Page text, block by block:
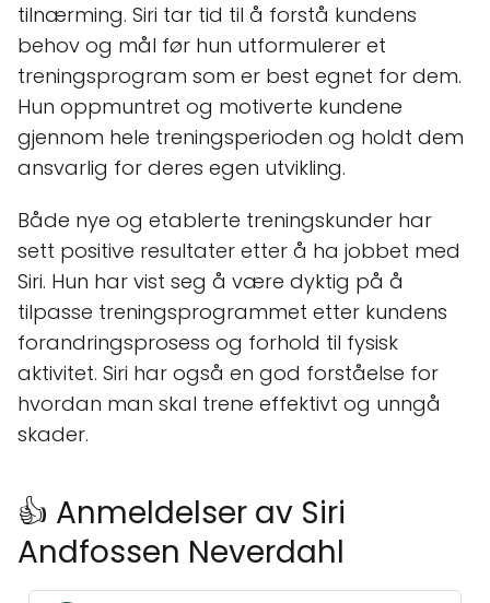
tilnærming. Siri tar tid til å forstå kundens
behov og mål før hun utformulerer et
treningsprogram som er best egnet for dem.
Hun oppmuntret og motiverte kundene
gjennom hele treningsperioden og holdt dem
ansvarlig for deres egen utvikling.
Både nye og etablerte treningskunder har
sett positive resultater etter å ha jobbet med
Siri. Hun har vist seg å være dyktig på å
tilpasse treningsprogrammet etter kundens
forandringsprosess og forhold til fysisk
aktivitet. Siri har også en god forståelse for
hvordan man skal trene effektivt og unngå
skader.
👍 Anmeldelser av Siri
Andfossen Neverdahl